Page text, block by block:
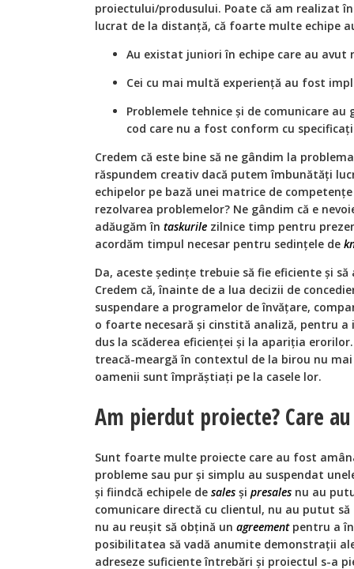
proiectului/produsului. Poate că am realizat
lucrat de la distanţă, că foarte multe echipe
Au existat juniori în echipe care au avut
Cei cu mai multă experienţă au fost
Problemele tehnice și de comunicare
cod care nu a fost conform cu
Credem că este bine să ne gândim la
răspundem creativ dacă putem îmbunătăți
echipelor pe bază unei matrice de
rezolvarea problemelor? Ne gândim că e
adăugăm în taskurile zilnice timp pentru
acordăm timpul necesar pentru sedinţele de
Da, aceste şedinţe trebuie să fie eficiente şi
Credem că, înainte de a lua decizii de
suspendare a programelor de învățare,
o foarte necesară și cinstită analiză, pentru a
dus la scăderea eficienţei și la apariția
treacă-meargă în contextul de la birou nu
oamenii sunt împrăștiați pe la casele lor.
Am pierdut proiecte? Care
Sunt foarte multe proiecte care au fost
probleme sau pur și simplu au suspendat
și fiindcă echipele de sales şi presales nu au
comunicare directă cu clientul, nu au putut
nu au reușit să obțină un agreementpentru a
posibilitatea să vadă anumite demonstraţii
adreseze suficiente întrebări şi proiectul s-a